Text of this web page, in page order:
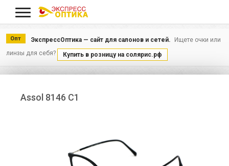
Опт ЭкспрессОптика — сайт для салонов и сетей.
Ищете очки или
линзы для себя?
Купить в розницу на солярис.рф
Assol 8146 С1